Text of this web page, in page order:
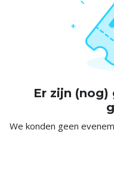
Er zijn
We konden geen